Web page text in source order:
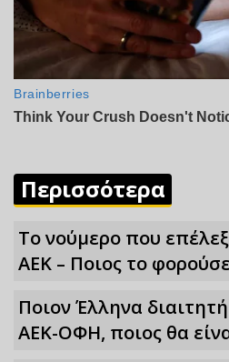
Περισσότερα
Το νούμερο που
ΑΕΚ – Ποιος το φορούσε
Ποιον Έλληνα
ΑΕΚ-ΟΦΗ, ποιος θα